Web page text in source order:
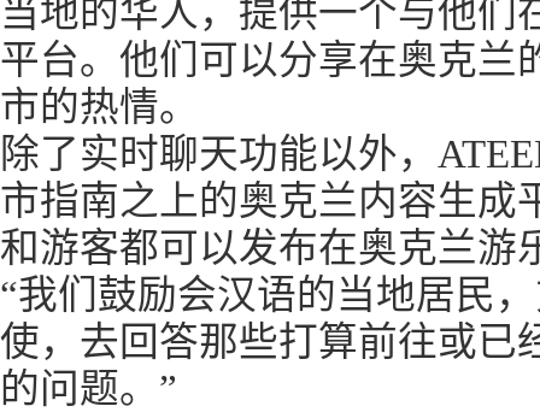
当地的华人，提供一个与他们
平台。他们可以分享在奥克兰
市的热情。
除了实时聊天功能以外，
市指南之上的奥克兰内容生成
和游客都可以发布在奥克兰游
“我们鼓励会汉语的当地居民
使，去回答那些打算前往或已
的问题。”